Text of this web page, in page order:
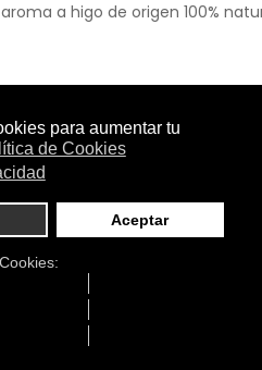
a higo de origen 100%
VIGNES
es un aceite nutritivo para el
almendra, mejora la
Soleil des Vignes
a lo largo de todo el año.